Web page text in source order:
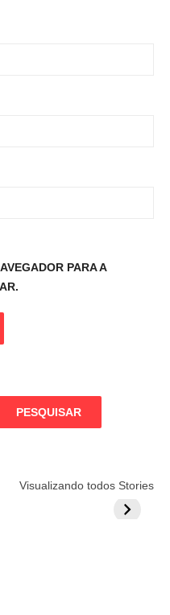
PARA A
PESQUISAR
Visualizando todos Stories
quer
Lesão
do